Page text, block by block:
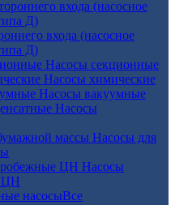
входа (насосное
Д)
Насосы секционные
Насосы химические
Насосы вакуумные
Насосы
Насосы для
Насосы
ЦН
Все